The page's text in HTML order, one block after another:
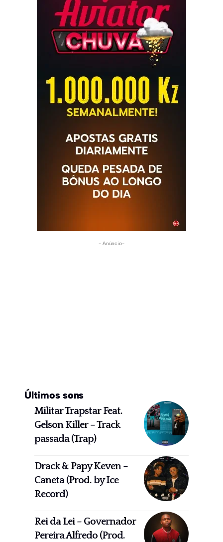
- Anúncio-
Últimos sons
Militar Trapstar Feat.
Gelson Killer – Track
passada (Trap)
Drack & Papy Keven –
Caneta (Prod. by Ice
Record)
Rei da Lei – Governador
Pereira Alfredo (Prod.